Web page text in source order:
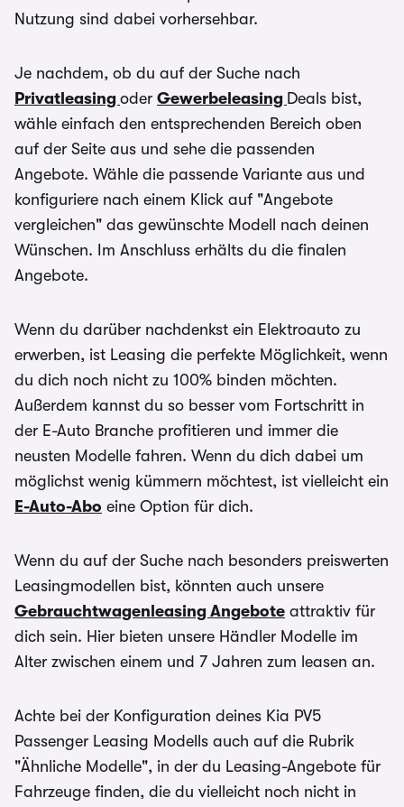
Nutzung sind dabei vorhersehbar.
Je nachdem, ob du auf der Suche nach
Privatleasing oder Gewerbeleasing Deals bist,
wähle einfach den entsprechenden Bereich oben
auf der Seite aus und sehe die passenden
Angebote. Wähle die passende Variante aus und
konfiguriere nach einem Klick auf "Angebote
vergleichen" das gewünschte Modell nach deinen
Wünschen. Im Anschluss erhälts du die finalen
Angebote.
Wenn du darüber nachdenkst ein Elektroauto zu
erwerben, ist Leasing die perfekte Möglichkeit, wenn
du dich noch nicht zu 100% binden möchten.
Außerdem kannst du so besser vom Fortschritt in
der E-Auto Branche profitieren und immer die
neusten Modelle fahren. Wenn du dich dabei um
möglichst wenig kümmern möchtest, ist vielleicht ein
E-Auto-Abo eine Option für dich.
Wenn du auf der Suche nach besonders preiswerten
Leasingmodellen bist, könnten auch unsere
Gebrauchtwagenleasing Angebote attraktiv für
dich sein. Hier bieten unsere Händler Modelle im
Alter zwischen einem und 7 Jahren zum leasen an.
Achte bei der Konfiguration deines Kia PV5
Passenger Leasing Modells auch auf die Rubrik
"Ähnliche Modelle", in der du Leasing-Angebote für
Fahrzeuge finden, die du vielleicht noch nicht in